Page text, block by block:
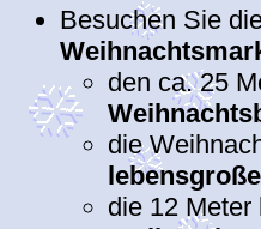
Besuchen Sie
den ca. 25
die
die 12 Meter